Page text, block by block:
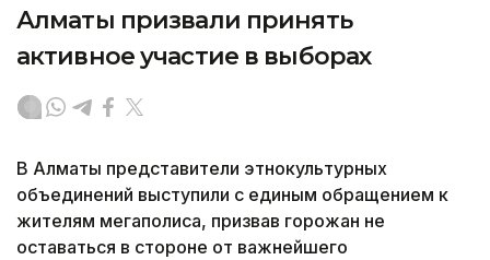
Алматы призвали принять
активное участие в выборах
В Алматы представители этнокультурных
объединений выступили с единым обращением к
жителям мегаполиса, призвав горожан не
оставаться в стороне от важнейшего